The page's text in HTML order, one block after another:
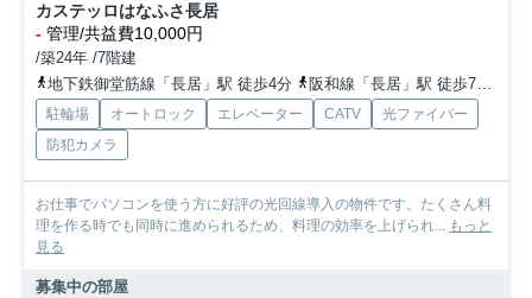
カステッロはなふさ長居
- 管理/共益費10,000円
/築24年 /7階建
地下鉄御堂筋線「長居」駅 徒歩4分
阪和線「長居」駅 徒歩7分
駐輪場 オートロック エレベーター CATV
光ファイバー
防犯カメラ
お仕事でパソコンを使う方に好評の光回線導入の物件です。たくさん料
理を作る時でも同時に進められるため、料理の効率を上げられ... もっと
見る
募集中の部屋